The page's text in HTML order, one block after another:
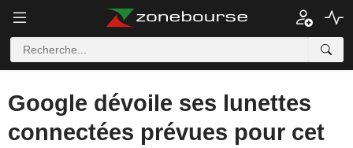
Google dévoile ses lunettes
connectées prévues pour cet